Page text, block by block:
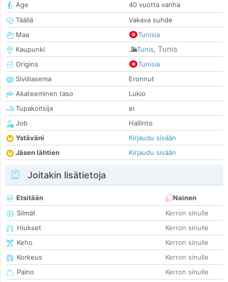
Age
40 vuotta vanha
Täällä
Vakava suhde
Maa
Tunisia
Kaupunki
Tunis, Tunis
Origins
Tunisia
Siviiliasema
Eronnut
Akateeminen taso
Lukio
Tupakoitsija
ei
Job
Hallinto
Ystäväni
Kirjaudu sisään
Jäsen lähtien
Kirjaudu sisään
Joitakin lisätietoja
Etsitään
Nainen
Silmät
Kerron sinulle
Hiukset
Kerron sinulle
Keho
Kerron sinulle
Korkeus
Kerron sinulle
Paino
Kerron sinulle